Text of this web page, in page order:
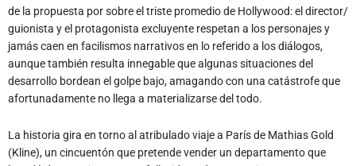
de la propuesta por sobre el triste promedio de Hollywood: el director/
guionista y el protagonista excluyente respetan a los personajes y
jamás caen en facilismos narrativos en lo referido a los diálogos,
aunque también resulta innegable que algunas situaciones del
desarrollo bordean el golpe bajo, amagando con una catástrofe que
afortunadamente no llega a materializarse del todo.
La historia gira en torno al atribulado viaje a París de Mathias Gold
(Kline), un cincuentón que pretende vender un departamento que